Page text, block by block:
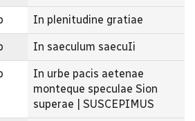
In plenitudine gratiae
In saeculum saecuIi
In urbe pacis aetenae
monteque speculae Sion
superae | SUSCEPIMUS